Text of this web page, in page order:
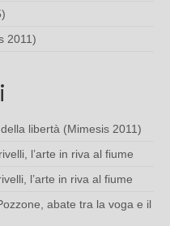
2011)
libertà (Mimesis 2011)
l’arte in riva al fiume
l’arte in riva al fiume
abate tra la voga e il